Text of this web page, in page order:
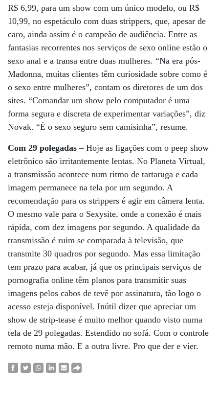
R$ 6,99, para um show com um único modelo, ou R$
10,99, no espetáculo com duas strippers, que, apesar de
caro, ainda assim é o campeão de audiência. Entre as
fantasias recorrentes nos serviços de sexo online estão o
sexo anal e a transa entre duas mulheres. “Na era pós-
Madonna, muitas clientes têm curiosidade sobre como é
o sexo entre mulheres”, contam os diretores de um dos
sites. “Comandar um show pelo computador é uma
forma segura e discreta de experimentar variações”, diz
Novak. “É o sexo seguro sem camisinha”, resume.
Com 29 polegadas – Hoje as ligações com o peep show
eletrônico são irritantemente lentas. No Planeta Virtual,
a transmissão acontece num ritmo de tartaruga e cada
imagem permanece na tela por um segundo. A
recomendação para os strippers é agir em câmera lenta.
O mesmo vale para o Sexysite, onde a conexão é mais
rápida, com dez imagens por segundo. A qualidade da
transmissão é ruim se comparada à televisão, que
transmite 30 quadros por segundo. Mas essa limitação
tem prazo para acabar, já que os principais serviços de
pornografia online têm planos para transmitir suas
imagens pelos cabos de tevê por assinatura, tão logo o
acesso esteja disponível. Inútil dizer que apreciar um
show de strip-tease é muito melhor quando visto numa
tela de 29 polegadas. Estendido no sofá. Com o controle
remoto numa mão. E a outra livre. Pro que der e vier.